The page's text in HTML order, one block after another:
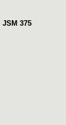
375